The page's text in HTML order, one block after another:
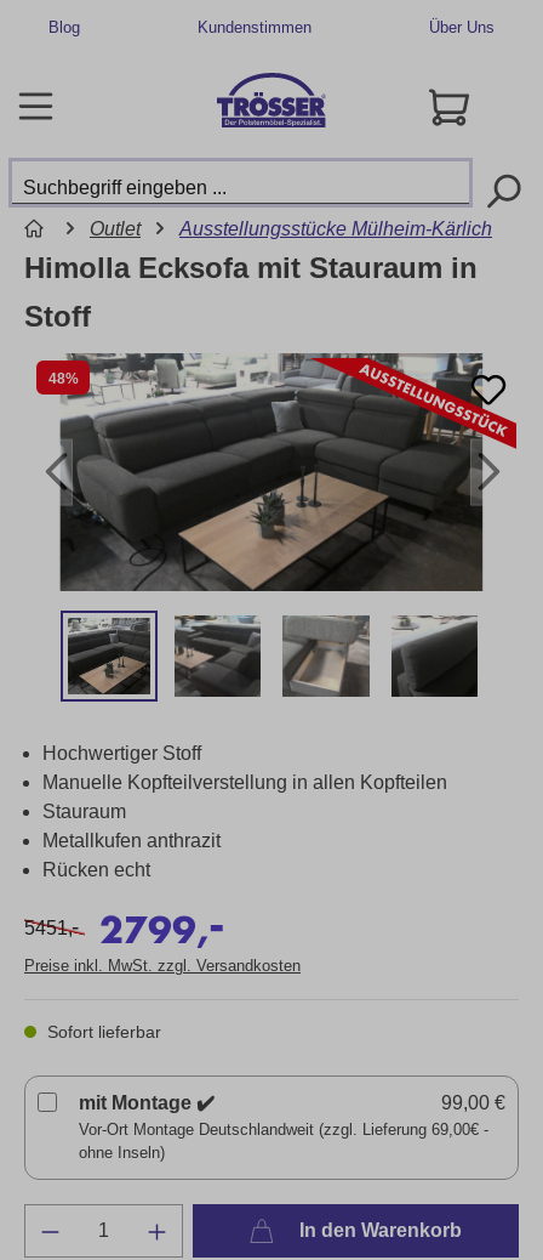
Blog Kundenstimmen Über Uns
Outlet Ausstellungsstücke Mülheim-Kärlich
48%
Himolla Ecksofa mit Stauraum in
Stoff
Hochwertiger Stoff
Manuelle Kopfteilverstellung in allen Kopfteilen
Stauraum
Metallkufen anthrazit
Rücken echt
5451,- 2799,
-
Preise inkl. MwSt. zzgl. Versandkosten
Sofort lieferbar
mit Montage ✔️
Vor-Ort Montage Deutschlandweit (zzgl. Lieferung 69,00€ -
ohne Inseln)
99,00 €
In den Warenkorb